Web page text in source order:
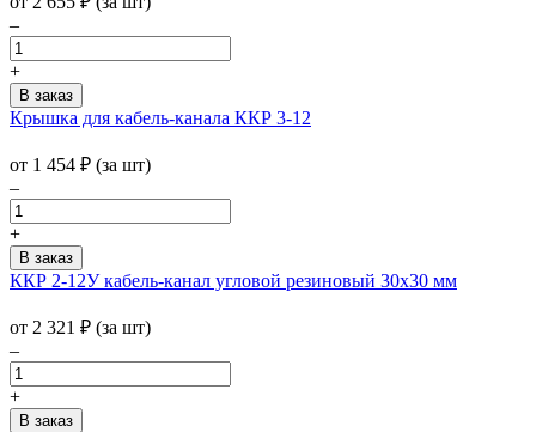
–
+
Крышка для кабель-канала ККР 3-12
от 1 454 ₽ (за шт)
–
+
ККР 2-12У кабель-канал угловой резиновый 30х30 мм
от 2 321 ₽ (за шт)
–
+